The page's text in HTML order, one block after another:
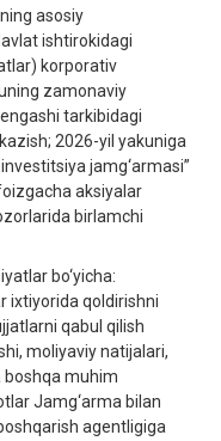
asosiy
ishtirokidagi
korporativ
zamonaviy
tarkibidagi
2026-yil yakuniga
jamg‘armasi”
aksiyalar
birlamchi
bo‘yicha:
ixtiyorida qoldirishni
qabul qilish
moliyaviy natijalari,
boshqa muhim
Jamg‘arma bilan
agentligiga